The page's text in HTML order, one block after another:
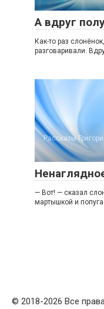
А вдруг
Как-то раз
разговаривали.
Рассказы
— Вот! — сказал
мартышкой и
© 2018-2026 Все